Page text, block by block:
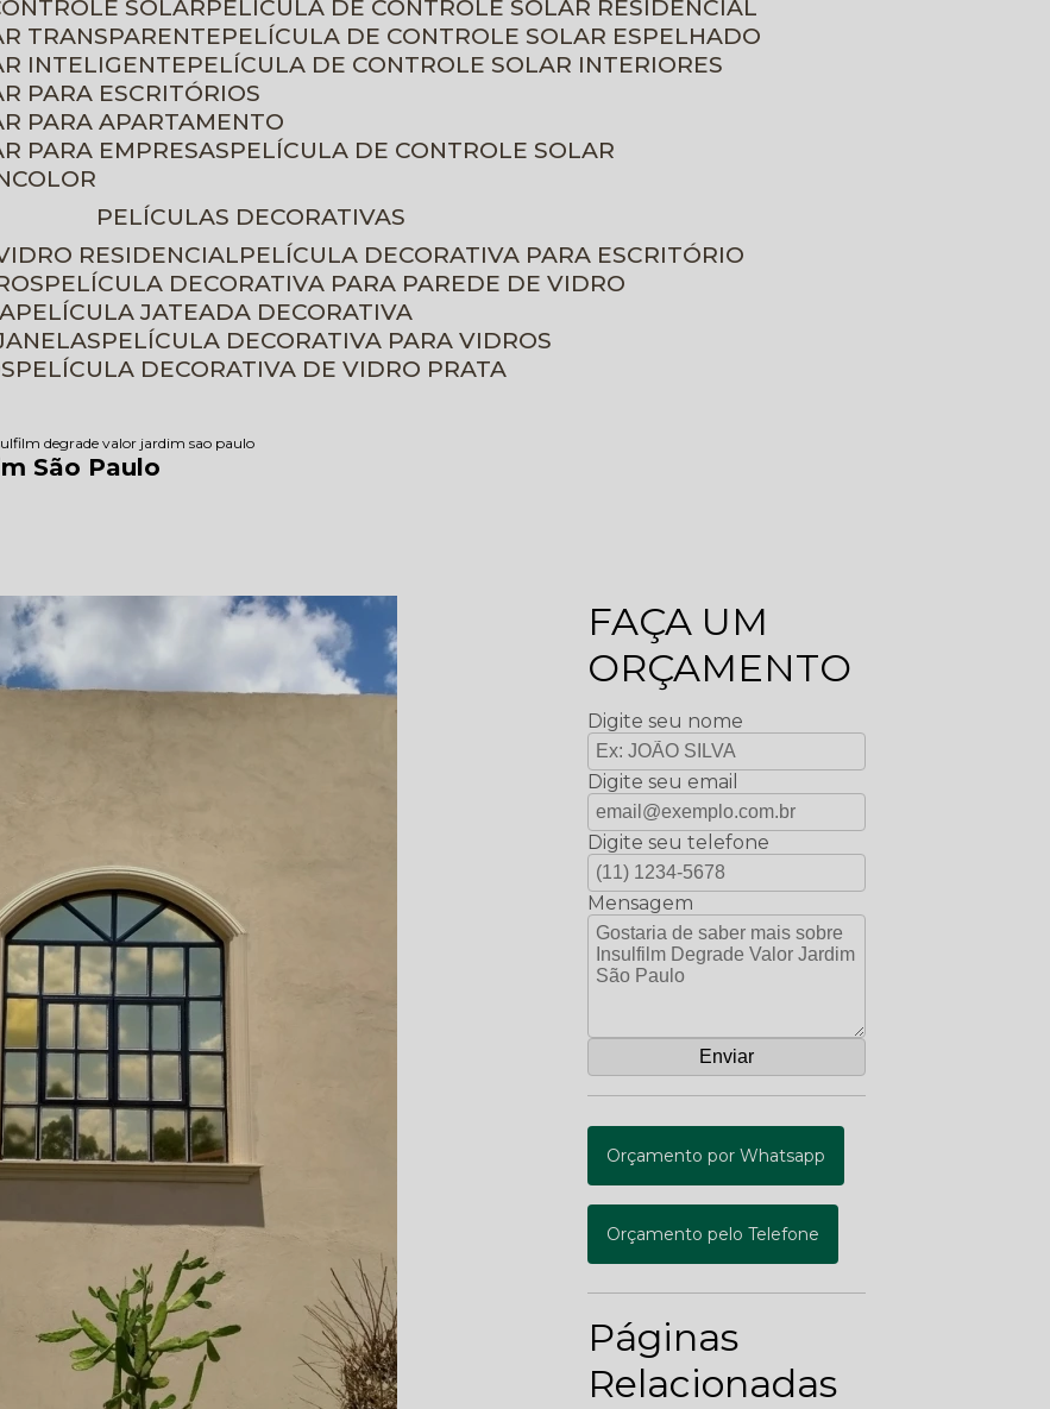
SOLAR
PELÍCULA DE CONTROLE SOLAR RESIDENCIAL
TRANSPARENTE
PELÍCULA DE CONTROLE SOLAR ESPELHADO
INTELIGENTE
PELÍCULA DE CONTROLE SOLAR INTERIORES
PARA ESCRITÓRIOS
PARA APARTAMENTO
PARA EMPRESAS
PELÍCULA DE CONTROLE SOLAR
PELÍCULAS DECORATIVAS
RESIDENCIAL
PELÍCULA DECORATIVA PARA ESCRITÓRIO
PELÍCULA DECORATIVA PARA PAREDE DE VIDRO
PELÍCULA JATEADA DECORATIVA
PELÍCULA DECORATIVA PARA VIDROS
PELÍCULA DECORATIVA DE VIDRO PRATA
degrade valor jardim sao paulo
São Paulo
FAÇA UM
ORÇAMENTO
Digite seu nome
Digite seu email
Digite seu telefone
Mensagem
Orçamento por Whatsapp
Orçamento pelo Telefone
Páginas
Relacionadas